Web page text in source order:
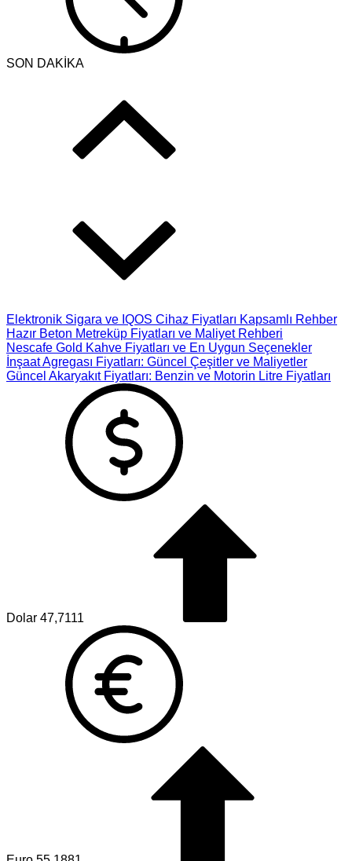
SON DAKİKA
Elektronik Sigara ve IQOS Cihaz Fiyatları Kapsamlı Rehber
Hazır Beton Metreküp Fiyatları ve Maliyet Rehberi
Nescafe Gold Kahve Fiyatları ve En Uygun Seçenekler
İnşaat Agregası Fiyatları: Güncel Çeşitler ve Maliyetler
Güncel Akaryakıt Fiyatları: Benzin ve Motorin Litre Fiyatları
Dolar 47,7111